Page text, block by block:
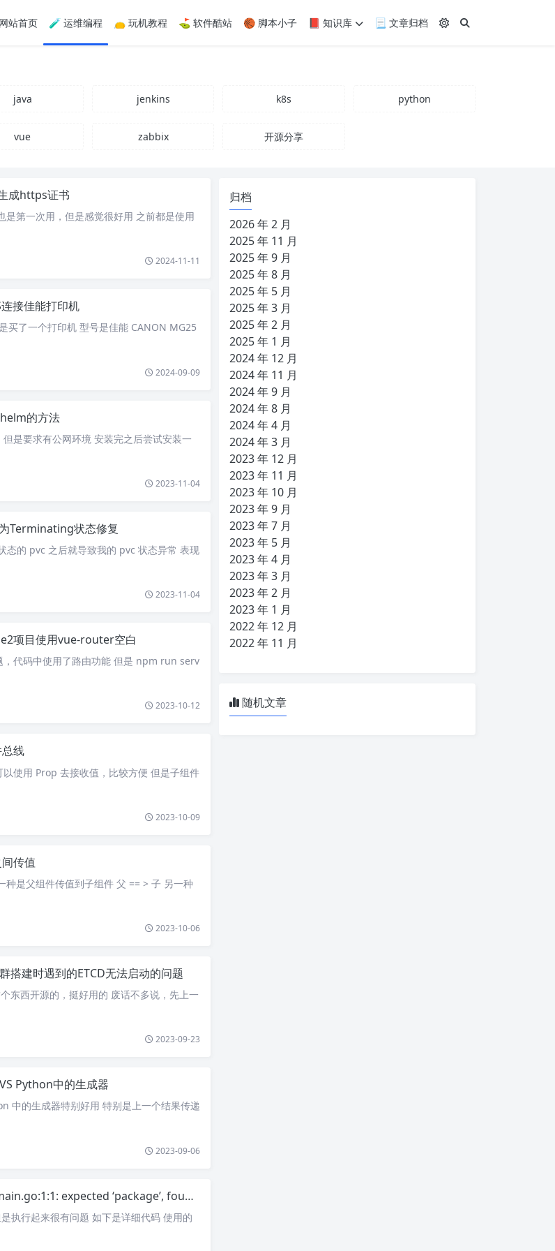
站首页 🧪 运维编程 👝 玩机教程 ⛳ 软件酷站 🏀 脚本小子 📕 知识库 📃 文章归档
java jenkins k8s python
vue zabbix 开源分享
成https证书
第一次用，但是感觉很好用 之前都是使用
2024-11-11
接佳能打印机
买了一个打印机 型号是佳能 CANON MG25
2024-09-09
的方法
是要求有公网环境 安装完之后尝试安装一
2023-11-04
Terminating状态修复
的 pvc 之后就导致我的 pvc 状态异常 表现
2023-11-04
项目使用vue-router空白
，代码中使用了路由功能 但是 npm run serv
2023-10-12
线
使用 Prop 去接收值，比较方便 但是子组件
2023-10-09
传值
是父组件传值到子组件 父 == > 子 另一种
2023-10-06
搭建时遇到的ETCD无法启动的问题
东西开源的，挺好用的 废话不多说，先上一
2023-09-23
Python中的生成器
中的生成器特别好用 特别是上一个结果传递
2023-09-06
expected ‘package’, found ‘EOF’
执行起来很有问题 如下是详细代码 使用的
归档
2026 年 2 月
2025 年 11 月
2025 年 9 月
2025 年 8 月
2025 年 5 月
2025 年 3 月
2025 年 2 月
2025 年 1 月
2024 年 12 月
2024 年 11 月
2024 年 9 月
2024 年 8 月
2024 年 4 月
2024 年 3 月
2023 年 12 月
2023 年 11 月
2023 年 10 月
2023 年 9 月
2023 年 7 月
2023 年 5 月
2023 年 4 月
2023 年 3 月
2023 年 2 月
2023 年 1 月
2022 年 12 月
2022 年 11 月
随机文章